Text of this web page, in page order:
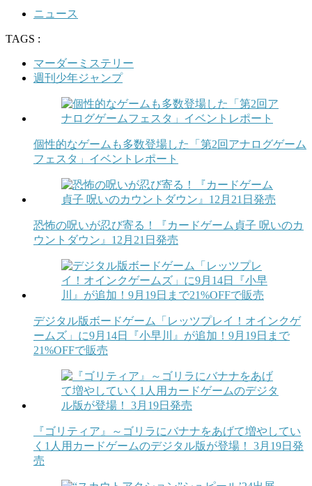
ニュース
TAGS :
マーダーミステリー
週刊少年ジャンプ
個性的なゲームも多数登場した「第2回アナログゲーム
フェスタ」イベントレポート
恐怖の呪いが忍び寄る！『カードゲーム貞子 呪いのカ
ウントダウン』12月21日発売
デジタル版ボードゲーム「レッツプレイ！オインクゲ
ームズ」に9月14日『小早川』が追加！9月19日まで
21%OFFで販売
『ゴリティア』～ゴリラにバナナをあげて増やしてい
く1人用カードゲームのデジタル版が登場！ 3月19日発
売